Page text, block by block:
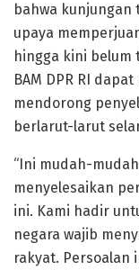
bahwa
upaya
hingga kini
BAM DPR RI
mendorong
berlarut-larut
“Ini mudah-
menyelesaikan
ini. Kami hadir
negara wajib
rakyat. Persoalan